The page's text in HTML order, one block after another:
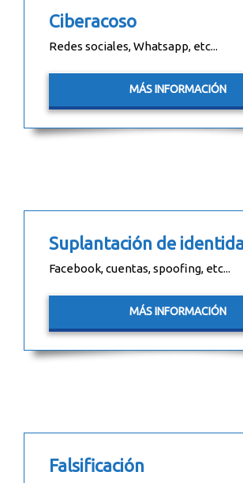
Ciberacoso
Redes sociales, Whatsapp, etc...
MÁS INFORMACIÓN
Suplantación de
Facebook, cuentas, spoofing, etc...
MÁS INFORMACIÓN
Falsificación